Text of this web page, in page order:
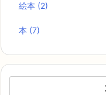
絵本 (2)
本 (7)